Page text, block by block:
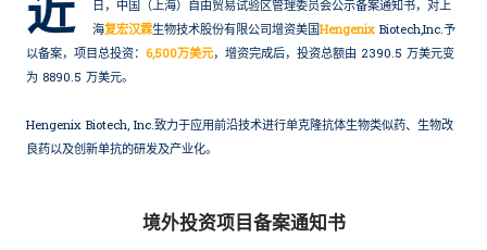
近
日，中国（上海）自由贸易试验区管理委员会公示备案通知书，对上
海复宏汉霖生物技术股份有限公司增资美国Hengenix Biotech,Inc.予
以备案，项目总投资： 6,500万美元，增资完成后，投资总额由 2390.5 万美元变
为 8890.5 万美元。
Hengenix Biotech, Inc.致力于应用前沿技术进行单克隆抗体生物类似药、生物改
良药以及创新单抗的研发及产业化。
境外投资项目备案通知书